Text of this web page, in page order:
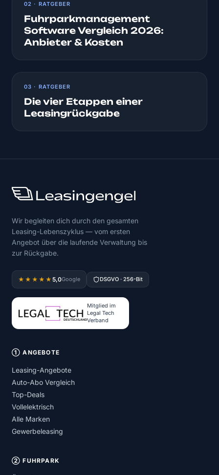
02 · RATGEBER
Fuhrparkmanagement
Software Vergleich 2026:
Anbieter & Kosten
03 · RATGEBER
Die vier Etappen einer
Leasingrückgabe
Wir begleiten dich durch den gesamten
Leasing-Lebenszyklus — vom ersten
Angebot über die laufende Verwaltung bis
zur Rückgabe.
★★★★★ 5,0Google DSGVO · 256-Bit
Mitglied im
Legal Tech
Verband
① ANGEBOTE
Leasing-Angebote
Auto-Abo Vergleich
Top-Deals
Vollelektrisch
Alle Marken
Gewerbeleasing
② FUHRPARK